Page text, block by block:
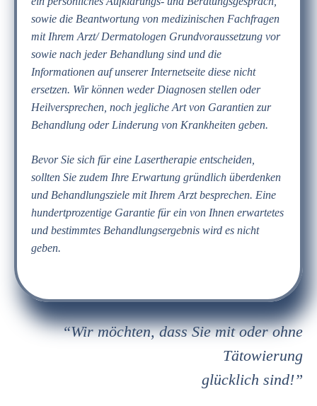
sowie die Beantwortung von medizinischen Fachfragen
mit Ihrem Arzt/ Dermatologen Grundvoraussetzung vor
sowie nach jeder Behandlung sind und die
Informationen auf unserer Internetseite diese nicht
ersetzen. Wir können weder Diagnosen stellen oder
Heilversprechen, noch jegliche Art von Garantien zur
Behandlung oder Linderung von Krankheiten geben.
Bevor Sie sich für eine Lasertherapie entscheiden,
sollten Sie zudem Ihre Erwartung gründlich überdenken
und Behandlungsziele mit Ihrem Arzt besprechen. Eine
hundertprozentige Garantie für ein von Ihnen erwartetes
und bestimmtes Behandlungsergebnis wird es nicht
geben.
“Wir möchten, dass Sie mit oder ohne
Tätowierung
glücklich sind!”